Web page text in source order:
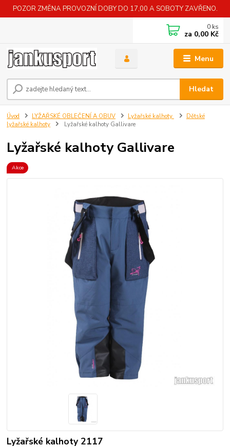
POZOR ZMĚNA PROVOZNÍ DOBY DO 17,00 A SOBOTY ZAVŘENO.
Menu
Hledat
0 ks
za 0,00 Kč
Úvod LYŽAŘSKÉ OBLEČENÍ A OBUV Lyžařské kalhoty
Dětské
lyžařské kalhoty
Lyžařské kalhoty Gallivare
Lyžařské kalhoty Gallivare
Akce
Lyžařské kalhoty 2117